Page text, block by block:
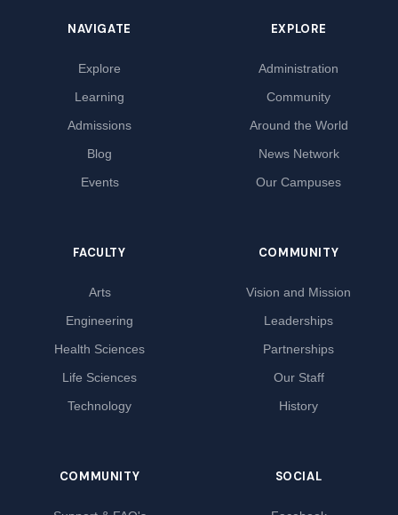
NAVIGATE
Explore
Learning
Admissions
Blog
Events
EXPLORE
Administration
Community
Around the World
News Network
Our Campuses
FACULTY
Arts
Engineering
Health Sciences
Life Sciences
Technology
COMMUNITY
Vision and Mission
Leaderships
Partnerships
Our Staff
History
COMMUNITY SOCIAL